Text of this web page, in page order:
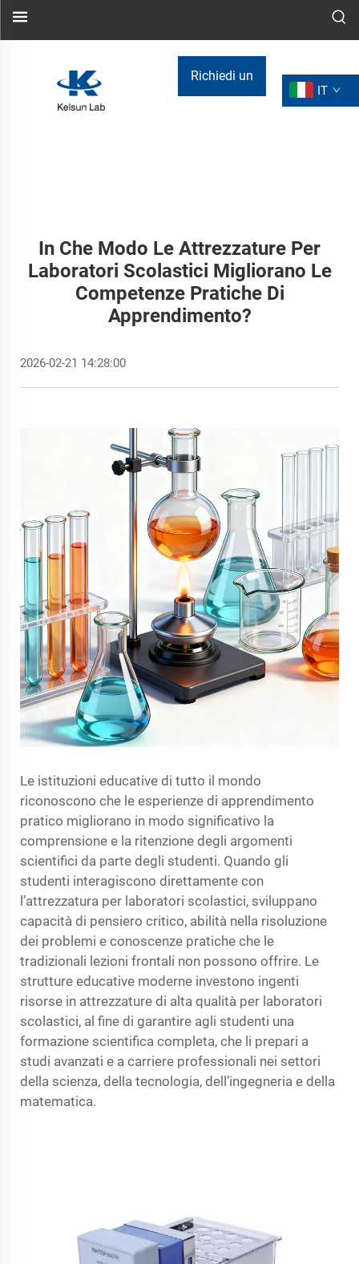
Richiedi un
IT
In Che Modo Le Attrezzature Per
Laboratori Scolastici Migliorano Le
Competenze Pratiche Di
Apprendimento?
2026-02-21 14:28:00
Le istituzioni educative di tutto il mondo
riconoscono che le esperienze di apprendimento
pratico migliorano in modo significativo la
comprensione e la ritenzione degli argomenti
scientifici da parte degli studenti. Quando gli
studenti interagiscono direttamente con
l’attrezzatura per laboratori scolastici, sviluppano
capacità di pensiero critico, abilità nella risoluzione
dei problemi e conoscenze pratiche che le
tradizionali lezioni frontali non possono offrire. Le
strutture educative moderne investono ingenti
risorse in attrezzature di alta qualità per laboratori
scolastici, al fine di garantire agli studenti una
formazione scientifica completa, che li prepari a
studi avanzati e a carriere professionali nei settori
della scienza, della tecnologia, dell’ingegneria e della
matematica.